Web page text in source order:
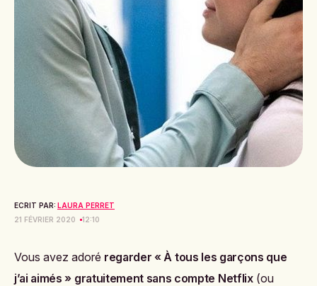
ECRIT PAR: LAURA PERRET
21 FÉVRIER 2020
12:10
Vous avez adoré regarder « À tous les garçons que
j’ai aimés » gratuitement sans compte Netflix(ou